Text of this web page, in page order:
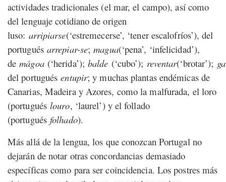
actividades tradicionales (el mar, el campo), así como
del lenguaje cotidiano de origen
luso: arripiarse(‘estremecerse’, ‘tener escalofríos’), del
portugués arrepiar-se;magua(‘pena’, ‘infelicidad’),
demágoa(‘herida’);balde (‘cubo’); reventar(‘brotar’);
del portuguésentupir; y muchas plantas endémicas de
Canarias, Madeira y Azores, como la malfurada, el loro
(portuguéslouro, ‘laurel’) y el follado
(portuguésfolhado).
Más allá de la lengua, los que conozcan Portugal no
dejarán de notar otras concordancias demasiado
específicas como para ser coincidencia. Los postres más